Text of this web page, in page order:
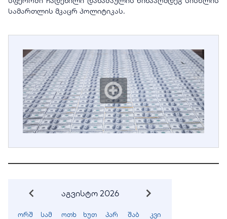
სამართლის მკაცრ პოლიტიკას.
აგვისტო 2026
ორშ სამ ოთხ ხუთ პარ შაბ კვი